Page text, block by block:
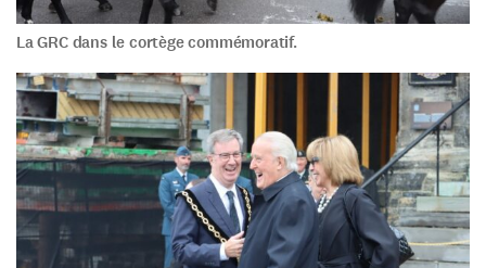
La GRC dans le cortège commémoratif.